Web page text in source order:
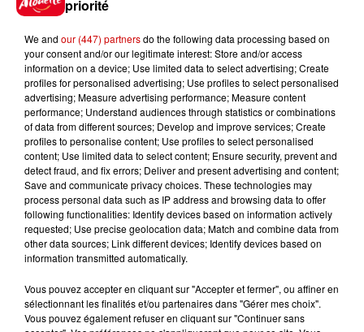
Gagnez vos entrées pour le
Musée du Sport Automobile au
Mans !
Alouette vous invite à
Futuroscope Xperiences !
Le Duel - Gagnez votre balade
priorité
We and our (447) partnersdo the following data processing based on
your consent and/or our legitimate interest: Store and/or access
information on a device; Use limited data to select advertising; Create
profiles for personalised advertising; Use profiles to select personalised
advertising; Measure advertising performance; Measure content
performance; Understand audiences through statistics or combinations
of data from different sources; Develop and improve services; Create
profiles to personalise content; Use profiles to select personalised
content; Use limited data to select content; Ensure security, prevent and
detect fraud, and fix errors; Deliver and present advertising and content;
Save and communicate privacy choices. These technologies may
process personal data such as IP address and browsing data to offer
following functionalities: Identify devices based on information actively
requested; Use precise geolocation data; Match and combine data from
other data sources; Link different devices; Identify devices based on
information transmitted automatically.
Vous pouvez accepter en cliquant sur "Accepter et fermer", ou affiner en
sélectionnant les finalités et/ou partenaires dans "Gérer mes choix".
Vous pouvez également refuser en cliquant sur "Continuer sans